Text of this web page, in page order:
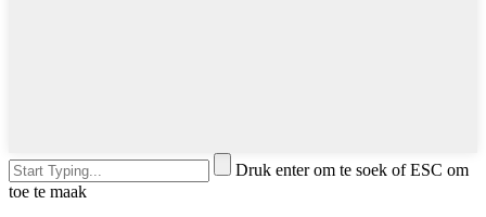
Druk enter om te soek of ESC om
toe te maak